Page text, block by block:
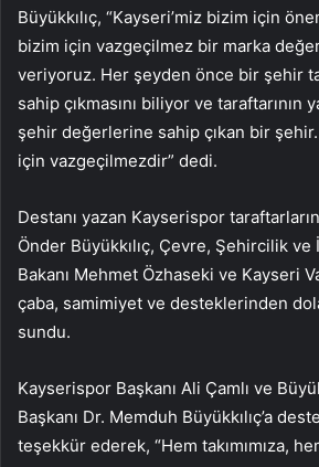
Büyükkılıç, “Kayseri’miz bizim için
bizim için vazgeçilmez bir marka
veriyoruz. Her şeyden önce bir şehir
sahip çıkmasını biliyor ve taraftarının
şehir değerlerine sahip çıkan bir
için vazgeçilmezdir” dedi.
Destanı yazan Kayserispor
Önder Büyükkılıç, Çevre, Şehircilik
Bakanı Mehmet Özhaseki ve Kayseri
çaba, samimiyet ve desteklerinden
sundu.
Kayserispor Başkanı Ali Çamlı ve
Başkanı Dr. Memduh Büyükkılıç’a
teşekkür ederek, “Hem takımımıza,